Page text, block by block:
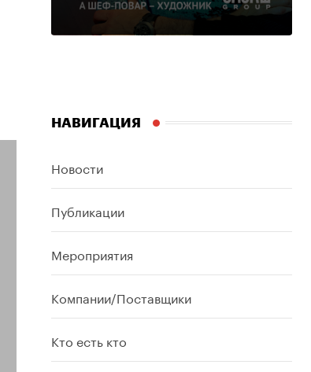
НАВИГАЦИЯ
Новости
Публикации
Мероприятия
Компании/Поставщики
Кто есть кто